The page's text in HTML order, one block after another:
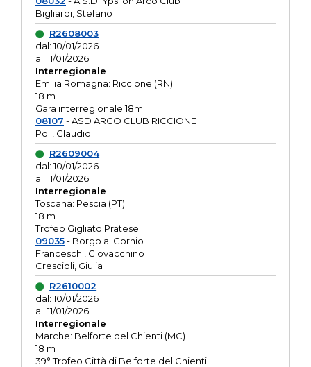
Bigliardi, Stefano
R2608003
dal: 10/01/2026
al: 11/01/2026
Interregionale
Emilia Romagna: Riccione (RN)
18 m
Gara interregionale 18m
08107 - ASD ARCO CLUB RICCIONE
Poli, Claudio
R2609004
dal: 10/01/2026
al: 11/01/2026
Interregionale
Toscana: Pescia (PT)
18 m
Trofeo Gigliato Pratese
09035- Borgo al Cornio
Franceschi, Giovacchino
Crescioli, Giulia
R2610002
dal: 10/01/2026
al: 11/01/2026
Interregionale
Marche: Belforte del Chienti (MC)
18 m
39° Trofeo Città di Belforte del Chienti.